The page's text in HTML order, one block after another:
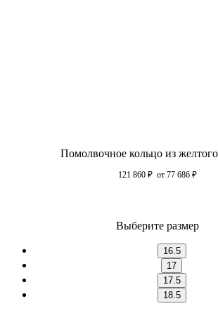
Помолвочное кольцо из желтого
121 860 ₽ от 77 686 ₽
Выберите размер
16.5
17
17.5
18.5